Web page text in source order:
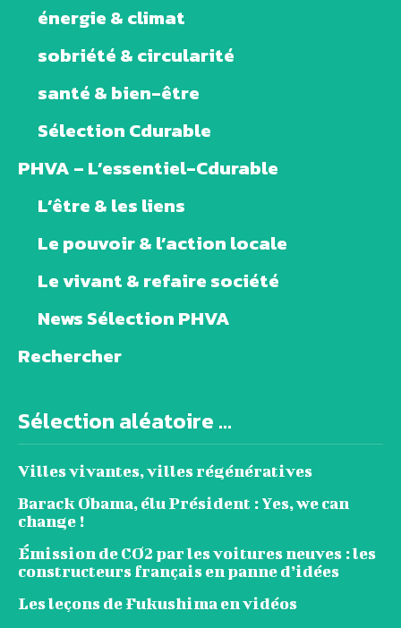
énergie & climat
sobriété & circularité
santé & bien-être
Sélection Cdurable
PHVA – L’essentiel-Cdurable
L’être & les liens
Le pouvoir & l’action locale
Le vivant & refaire société
News Sélection PHVA
Rechercher
Sélection aléatoire ...
Villes vivantes, villes régénératives
Barack Obama, élu Président : Yes, we can
change !
Émission de CO2 par les voitures neuves : les
constructeurs français en panne d’idées
Les leçons de Fukushima en vidéos